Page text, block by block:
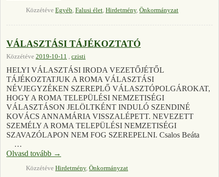
Közzétéve Egyéb, Falusi élet, Hirdetmény, Önkormányzat
VÁLASZTÁSI TÁJÉKOZTATÓ
Közzétéve 2019-10-11 , czisti
HELYI VÁLASZTÁSI IRODA VEZETŐJÉTŐL
TÁJÉKOZTATJUK A ROMA VÁLASZTÁSI
NÉVJEGYZÉKEN SZEREPLŐ VÁLASZTÓPOLGÁROKAT,
HOGY A ROMA TELEPÜLÉSI NEMZETISÉGI
VÁLASZTÁSON JELÖLTKÉNT INDULÓ SZENDINÉ
KOVÁCS ANNAMÁRIA VISSZALÉPETT. NEVEZETT
SZEMÉLY A ROMA TELEPÜLÉSI NEMZETISÉGI
SZAVAZÓLAPON NEM FOG SZEREPELNI. Csalos Beáta
…
Olvasd tovább →
Közzétéve Hirdetmény, Önkormányzat